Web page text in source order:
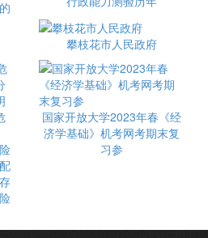
攀枝花市人民政府
国家开放大学2023年春《经
济学基础》机考网考期末复
习参